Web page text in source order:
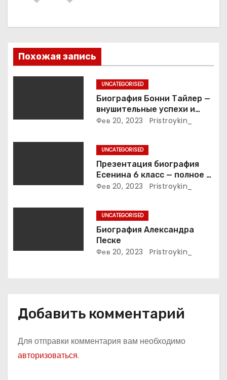
п
о
а
п
с
я
Похожая запись
UNCATEGORISED
Биография Бонни Тайлер —
внушительные успехи и
интимные подробности
Фев 20, 2023 Pristroykin_
UNCATEGORISED
Презентация биография
Есенина 6 класс — полное и
подробное описание жизни
Фев 20, 2023 Pristroykin_
UNCATEGORISED
Биография Александра
Песке
Фев 20, 2023 Pristroykin_
Добавить комментарий
Для отправки комментария вам необходимо
авторизоваться.